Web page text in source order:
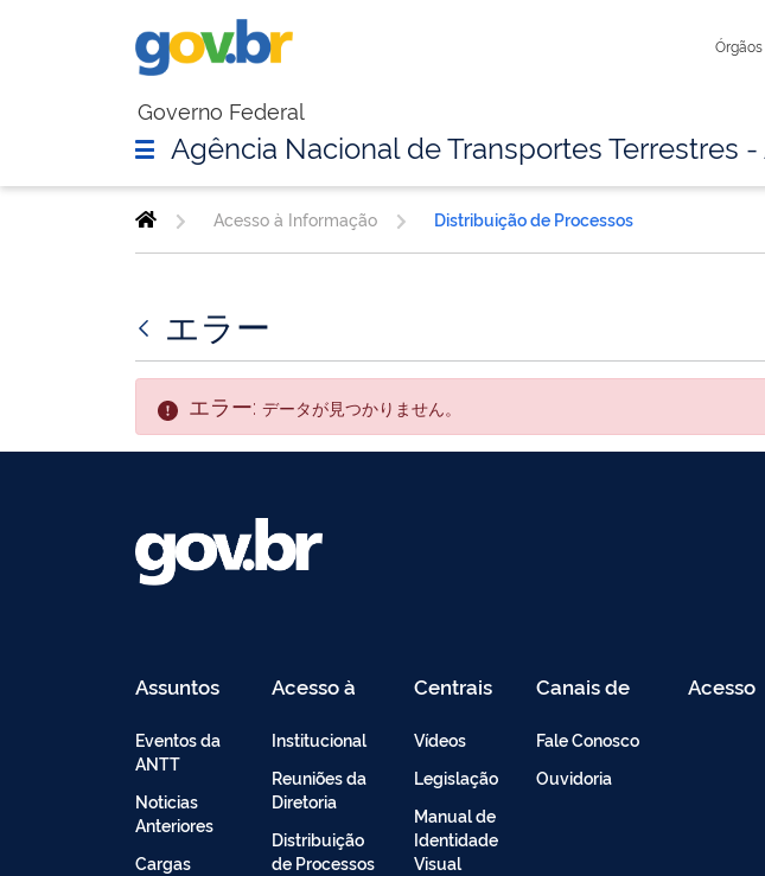
Governo Federal
Agência Nacional de Transportes Terrestres
Acesso à Informação Distribuição de Processos
エラー
エラー: データが見つかりません。
Assuntos
Eventos da
ANTT
Noticias
Anteriores
Cargas
Acesso à
Institucional
Reuniões da
Diretoria
Distribuição
de Processos
Centrais
Vídeos
Legislação
Manual de
Identidade
Visual
Canais de
Fale Conosco
Ouvidoria
Acesso